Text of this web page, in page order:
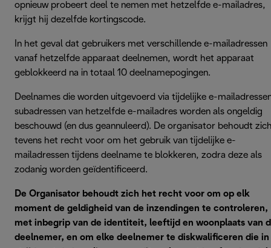
opnieuw probeert deel te nemen met hetzelfde e-mailadres,
krijgt hij dezelfde kortingscode.
In het geval dat gebruikers met verschillende e-mailadressen
vanaf hetzelfde apparaat deelnemen, wordt het apparaat
geblokkeerd na in totaal 10 deelnamepogingen.
Deelnames die worden uitgevoerd via tijdelijke e-
subadressen van hetzelfde e-mailadres worden als ongeldig
beschouwd (en dus geannuleerd). De organisator behoudt
tevens het recht voor om het gebruik van tijdelijke e-
mailadressen tijdens deelname te blokkeren, zodra deze als
zodanig worden geïdentificeerd.
De Organisator behoudt zich het recht voor om op elk
moment de geldigheid van de inzendingen te controleren,
met inbegrip van de identiteit, leeftijd en woonplaats van
deelnemer, en om elke deelnemer te diskwalificeren die in